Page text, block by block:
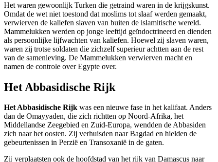
Het waren gewoonlijk Turken die getraind waren in de krijgskunst.
Omdat de wet niet toestond dat moslims tot slaaf werden gemaakt,
verwierven de kaliefen slaven van buiten de islamitische wereld.
Mammelukken werden op jonge leeftijd geïndoctrineerd en dienden
als persoonlijke lijfwachten van kaliefen. Hoewel zij slaven waren,
waren zij trotse soldaten die zichzelf superieur achtten aan de rest
van de samenleving. De Mammelukken verwierven macht en
namen de controle over Egypte over.
Het Abbasidische Rijk
Het Abbasidische Rijk was een nieuwe fase in het kalifaat. Anders
dan de Omayyaden, die zich richtten op Noord-Afrika, het
Middellandse Zeegebied en Zuid-Europa, wendden de Abbasiden
zich naar het oosten. Zij verhuisden naar Bagdad en hielden de
gebeurtenissen in Perzië en Transoxanië in de gaten.
Zij verplaatsten ook de hoofdstad van het rijk van Damascus naar